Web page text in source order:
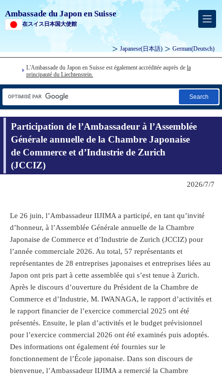
Ambassade du Japon en Suisse
在スイス日本国大使館
Japanese(日本語) German(Deutsch)
L'Ambassade du Japon en Suisse est également accréditée auprès de la
principauté du Liechtenstein.
Search
Participation de l’Ambassadeur à l’Assemblée
Générale annuelle de la Chambre Japonaise
de Commerce et d’Industrie de Zurich
(JCCIZ)
2026/7/7
Le 26 juin, l’Ambassadeur IIJIMA a participé, en tant qu’invité
d’honneur, à l’Assemblée Générale annuelle de la Chambre
Japonaise de Commerce et d’Industrie de Zurich (JCCIZ) pour
l’année commerciale 2026. Au total, 57 représentants et
représentantes de 28 entreprises japonaises et entreprises liées au
Japon ont pris part à cette assemblée qui s’est tenue à Zurich.
Après le discours d’ouverture du Président de la Chambre de
Commerce et d’Industrie, M. IWANAGA, le rapport d’activités et
le rapport financier de l’exercice commercial 2025 ont été
présentés. Ensuite, le plan d’activités et le budget prévisionnel
pour l’exercice commercial 2026 ont été examinés puis adoptés.
Des informations ont également été fournies sur le
fonctionnement de l’École japonaise. Dans son discours de
bienvenue, l’Ambassadeur IIJIMA a remercié la Chambre